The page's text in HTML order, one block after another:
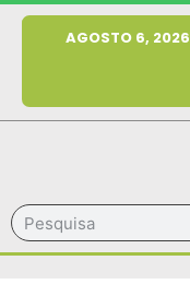
MENU
AGOSTO 6, 2026